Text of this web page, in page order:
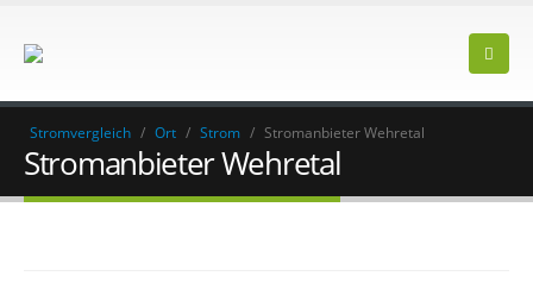
Stromvergleich / Ort / Strom / Stromanbieter Wehretal
Stromanbieter Wehretal